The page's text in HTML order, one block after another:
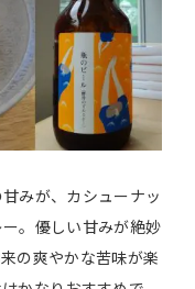
みが、カシューナッ
。優しい甘みが絶妙
の爽やかな苦味が楽